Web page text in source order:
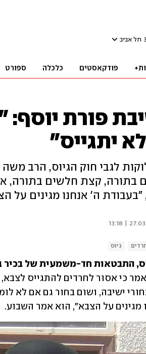
תל אביב
פודקאסטים כלכלה ספורט
פורת יוסף:
יתגייס"
לגבי חוק הגיוס, הרב
בתורה, קצת חלשים בתורה,
"בעבודת ה' אנחנו מגינים על
27.03.24 |
גיוס
התבטאות חד-משמעית של בכיר
מגינים על הצבא", הוא אמר השבוע.